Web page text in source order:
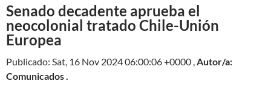
Senado decadente aprueba el
neocolonial tratado Chile-Unión
Europea
Publicado: Sat, 16 Nov 2024 06:00:06 +0000 ,Autor/a:
Comunicados .